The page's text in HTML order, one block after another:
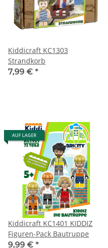
Kiddicraft KC1303
Strandkorb
7,99 € *
AUF LAGER
Kiddicraft KC1401 KIDDIZ
Figuren-Pack Bautruppe
9,99 € *